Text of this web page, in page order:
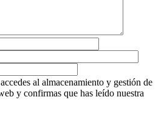
al almacenamiento y gestión de
y confirmas que has leído nuestra